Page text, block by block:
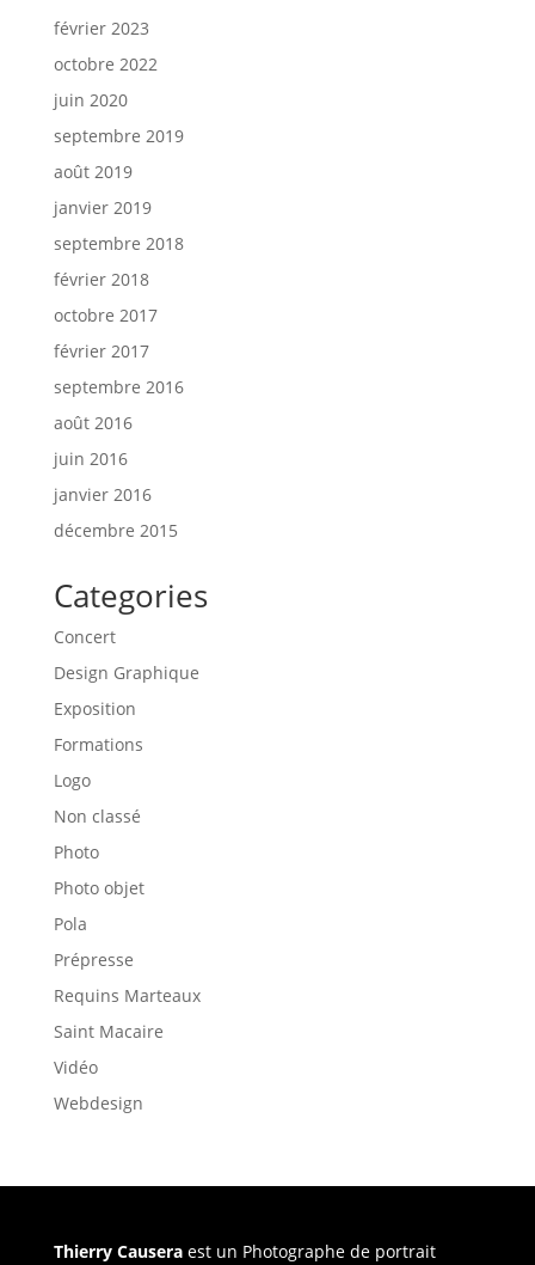
février 2023
octobre 2022
juin 2020
septembre 2019
août 2019
janvier 2019
septembre 2018
février 2018
octobre 2017
février 2017
septembre 2016
août 2016
juin 2016
janvier 2016
décembre 2015
Categories
Concert
Design Graphique
Exposition
Formations
Logo
Non classé
Photo
Photo objet
Pola
Prépresse
Requins Marteaux
Saint Macaire
Vidéo
Webdesign
Thierry Causeraest un Photographe de portrait